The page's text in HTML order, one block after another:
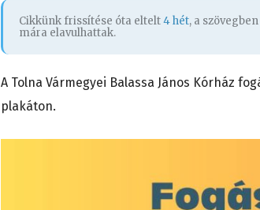
Cikkünk frissítése óta eltelt4 hét, a
mára elavulhattak.
A Tolna Vármegyei Balassa János Kórház
plakáton.